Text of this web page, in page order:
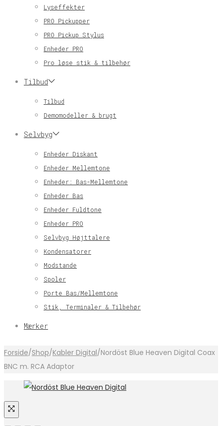
Lyseffekter
PRO Pickupper
PRO Pickup Stylus
Enheder PRO
Pro løse stik & tilbehør
Tilbud
Tilbud
Demomodeller & brugt
Selvbyg
Enheder Diskant
Enheder Mellemtone
Enheder: Bas-Mellemtone
Enheder Bas
Enheder Fuldtone
Enheder PRO
Selvbyg Højttalere
Kondensatorer
Modstande
Spoler
Porte Bas/Mellemtone
Stik, Terminaler & Tilbehør
Mærker
Forside/Shop/Kabler Digital/Nordöst Blue Heaven Digital Coax
BNC m. RCA Adaptor